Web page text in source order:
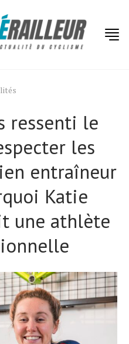
ressenti le
les
entraîneur
Katie
une athlète